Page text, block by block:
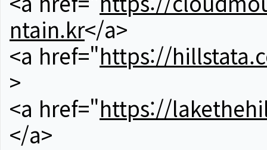
ntain.kr</a>
<a href="https://
>
<a href="https://
</a>